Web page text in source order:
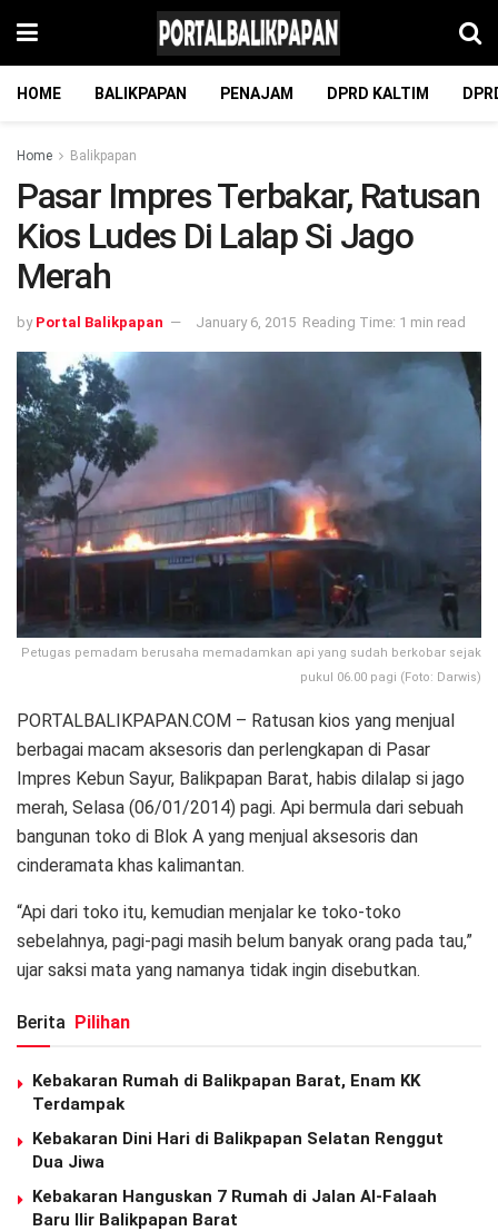
HOME BALIKPAPAN PENAJAM DPRD KALTIM
Home Balikpapan
Pasar Impres Terbakar, Ratusan
Kios Ludes Di Lalap Si Jago
Merah
by Portal Balikpapan January 6, 2015 Reading Time: 1 min read
Petugas pemadam berusaha memadamkan api yang sudah berkobar sejak
pukul 06.00 pagi (Foto: Darwis)
PORTALBALIKPAPAN.COM – Ratusan kios yang menjual
berbagai macam aksesoris dan perlengkapan di Pasar
Impres Kebun Sayur, Balikpapan Barat, habis dilalap si jago
merah, Selasa (06/01/2014) pagi. Api bermula dari sebuah
bangunan toko di Blok A yang menjual aksesoris dan
cinderamata khas kalimantan.
“Api dari toko itu, kemudian menjalar ke toko-toko
sebelahnya, pagi-pagi masih belum banyak orang pada tau,”
ujar saksi mata yang namanya tidak ingin disebutkan.
Berita Pilihan
Kebakaran Rumah di Balikpapan Barat, Enam KK
Terdampak
Kebakaran Dini Hari di Balikpapan Selatan Renggut
Dua Jiwa
Kebakaran Hanguskan 7 Rumah di Jalan Al-Falaah
Baru Ilir Balikpapan Barat